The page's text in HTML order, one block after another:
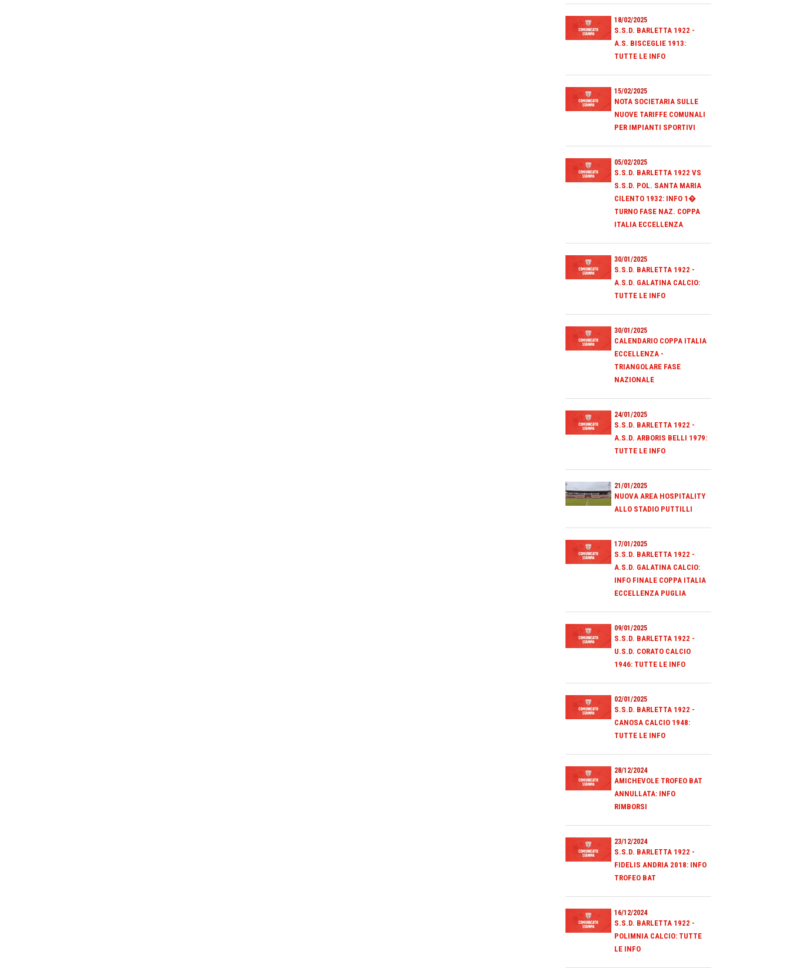
18/02/2025
S.S.D. BARLETTA 1922 -
A.S. BISCEGLIE 1913:
TUTTE LE INFO
15/02/2025
NOTA SOCIETARIA SULLE
NUOVE TARIFFE COMUNALI
PER IMPIANTI SPORTIVI
05/02/2025
S.S.D. BARLETTA 1922 VS
S.S.D. POL. SANTA MARIA
CILENTO 1932: INFO 1�
TURNO FASE NAZ. COPPA
ITALIA ECCELLENZA
30/01/2025
S.S.D. BARLETTA 1922 -
A.S.D. GALATINA CALCIO:
TUTTE LE INFO
30/01/2025
CALENDARIO COPPA ITALIA
ECCELLENZA -
TRIANGOLARE FASE
NAZIONALE
24/01/2025
S.S.D. BARLETTA 1922 -
A.S.D. ARBORIS BELLI 1979:
TUTTE LE INFO
21/01/2025
NUOVA AREA HOSPITALITY
ALLO STADIO PUTTILLI
17/01/2025
S.S.D. BARLETTA 1922 -
A.S.D. GALATINA CALCIO:
INFO FINALE COPPA ITALIA
ECCELLENZA PUGLIA
09/01/2025
S.S.D. BARLETTA 1922 -
U.S.D. CORATO CALCIO
1946: TUTTE LE INFO
02/01/2025
S.S.D. BARLETTA 1922 -
CANOSA CALCIO 1948:
TUTTE LE INFO
28/12/2024
AMICHEVOLE TROFEO BAT
ANNULLATA: INFO
RIMBORSI
23/12/2024
S.S.D. BARLETTA 1922 -
FIDELIS ANDRIA 2018: INFO
TROFEO BAT
16/12/2024
S.S.D. BARLETTA 1922 -
POLIMNIA CALCIO: TUTTE
LE INFO